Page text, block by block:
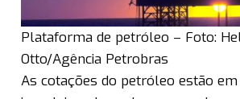
Plataforma de petróleo – Foto:
Otto/Agência Petrobras
As cotações do petróleo estão